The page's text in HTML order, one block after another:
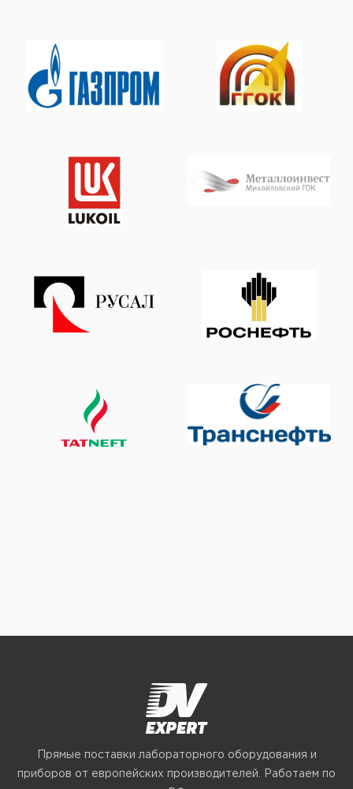
Прямые поставки лабораторного оборудования и
приборов от европейских производителей. Работаем по